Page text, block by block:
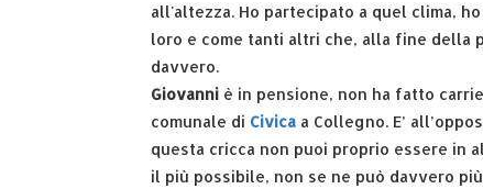
all'altezza. Ho partecipato a quel clima,
loro e come tanti altri che, alla fine della
davvero.
Giovanni è in pensione, non ha fatto
comunale di Civica a Collegno. E’
questa cricca non puoi proprio essere in
il più possibile, non se ne può davvero